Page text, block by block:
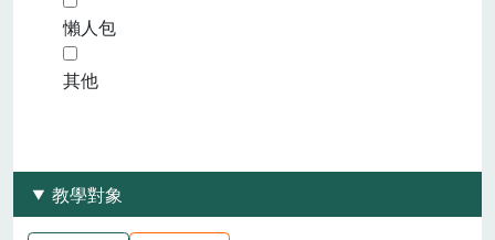
懶人包
其他
教學對象